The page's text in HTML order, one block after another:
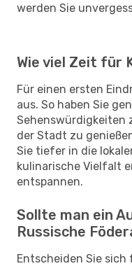
werden Sie
Wie viel Zeit für
Für einen ersten
aus. So haben Sie
Sehenswürdigkeiten
der Stadt zu
Sie tiefer in die
kulinarische Vielfalt
entspannen.
Sollte man ein
Russische
Entscheiden Sie